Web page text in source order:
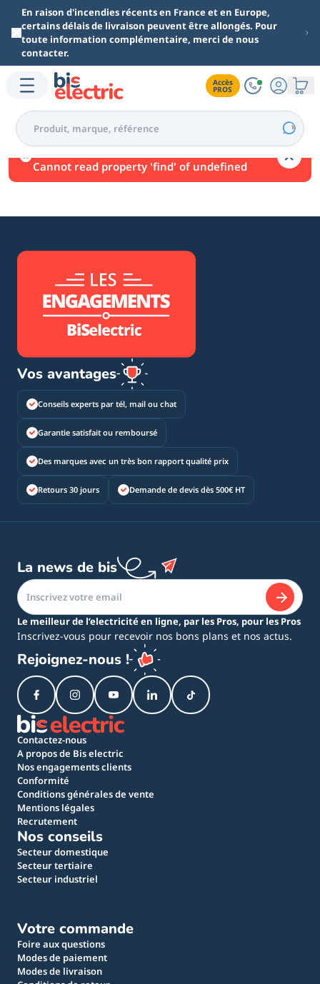
Aller au contenu principal
En raison d'incendies récents en France et en Europe,
certains délais de livraison peuvent être allongés. Pour
toute information complémentaire, merci de nous
contacter.
Accès
PROS
Une erreur est survenue.
Cannot read property 'find' of undefined
Vos avantages
Conseils experts par tél, mail ou chat
Garantie satisfait ou remboursé
Des marques avec un très bon rapport qualité prix
Retours 30 jours Demande de devis dès 500€ HT
La news de bis
Le meilleur de l’electricité en ligne, par les Pros, pour les Pros
Inscrivez-vous pour recevoir nos bons plans et nos actus.
Rejoignez-nous !
Contactez-nous
A propos de Bis electric
Nos engagements clients
Conformité
Conditions générales de vente
Mentions légales
Recrutement
Nos conseils
Secteur domestique
Secteur tertiaire
Secteur industriel
Votre commande
Foire aux questions
Modes de paiement
Modes de livraison